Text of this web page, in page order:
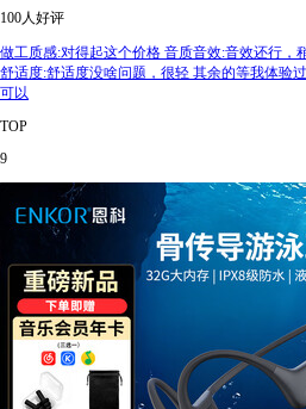
100人好评
做工质感:对得起这个价格 音质音效:音效还行，
舒适度:舒适度没啥问题，很轻 其余的等我体验
可以
TOP
9